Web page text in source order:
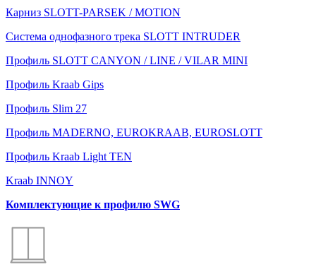
Карниз SLOTT-PARSEK / MOTION
Система однофазного трека SLOTT INTRUDER
Профиль SLOTT CANYON / LINE / VILAR MINI
Профиль Kraab Gips
Профиль Slim 27
Профиль MADERNO, EUROKRAAB, EUROSLOTT
Профиль Kraab Light TEN
Kraab INNOY
Комплектующие к профилю SWG